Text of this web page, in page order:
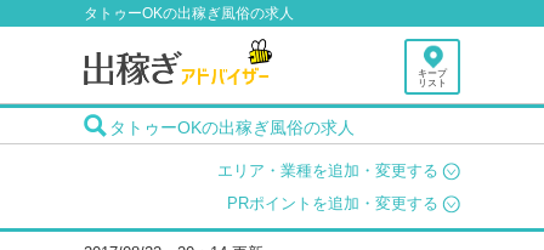
タトゥーOKの出稼ぎ風俗の求人
キープ
リスト
タトゥーOKの出稼ぎ風俗の求人
エリア・業種を追加・変更する
PRポイントを追加・変更する